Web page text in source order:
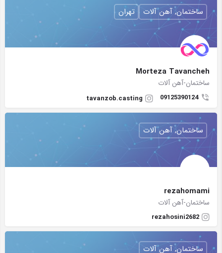
Morteza Tavancheh
ساختمان-آهن آلات
09125390124
tavanzob.casting
ساختمان, آهن آلات تهران
rezahomami
ساختمان-آهن آلات
rezahosini2682
ساختمان, آهن آلات
ساختمان, آهن آلات